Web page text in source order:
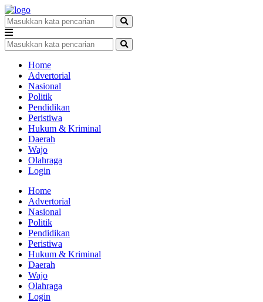
Home
Advertorial
Nasional
Politik
Pendidikan
Peristiwa
Hukum & Kriminal
Daerah
Wajo
Olahraga
Login
Home
Advertorial
Nasional
Politik
Pendidikan
Peristiwa
Hukum & Kriminal
Daerah
Wajo
Olahraga
Login